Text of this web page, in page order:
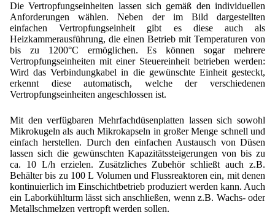
Die Vertropfungseinheiten lassen sich gemäß den individuellen
Anforderungen wählen. Neben der im Bild dargestellten
einfachen Vertropfungseinheit gibt es diese auch als
Heizkammerausführung, die einen Betrieb mit Temperaturen von
bis zu 1200°C ermöglichen. Es können sogar mehrere
Vertropfungseinheiten mit einer Steuereinheit betrieben werden:
Wird das Verbindungkabel in die gewünschte Einheit gesteckt,
erkennt diese automatisch, welche der verschiedenen
Vertropfungseinheiten angeschlossen ist.
Mit den verfügbaren Mehrfachdüsenplatten lassen sich sowohl
Mikrokugeln als auch Mikrokapseln in großer Menge schnell und
einfach herstellen. Durch den einfachen Austausch von Düsen
lassen sich die gewünschten Kapazitätssteigerungen von bis zu
ca. 10 L/h erzielen. Zusätzliches Zubehör schließt auch z.B.
Behälter bis zu 100 L Volumen und Flussreaktoren ein, mit denen
kontinuierlich im Einschichtbetrieb produziert werden kann. Auch
ein Laborkühlturm lässt sich anschließen, wenn z.B. Wachs- oder
Metallschmelzen vertropft werden sollen.